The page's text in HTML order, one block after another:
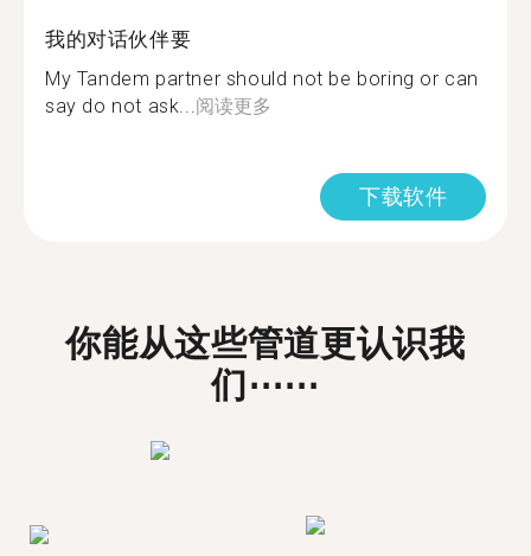
我的对话伙伴要
My Tandem partner should not be boring or can
say do not ask...阅读更多
下载软件
你能从这些管道更认识我
们⋯⋯